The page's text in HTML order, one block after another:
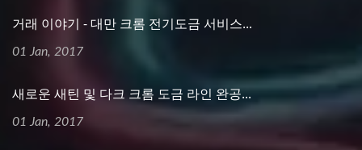
거래 이야기 - 대만 크롬 전기도금 서비스...
01 Jan, 2017
새로운 새틴 및 다크 크롬 도금 라인 완공...
01 Jan, 2017